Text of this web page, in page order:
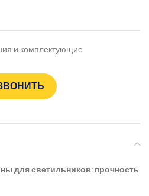
и комплектующие
для светильников: прочность